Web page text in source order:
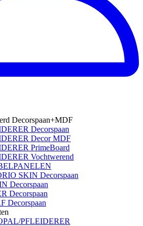
Decorspaan+MDF
Decorspaan
Decor MDF
PrimeBoard
Vochtwerend
SKIN Decorspaan
Decorspaan
Decorspaan
Decorspaan
PFLEIDERER